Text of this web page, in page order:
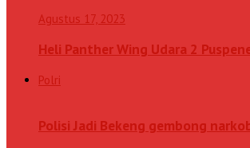
Agustus 17, 2023
Heli Panther Wing Udara 2
Polri
Polisi Jadi Bekeng gembong